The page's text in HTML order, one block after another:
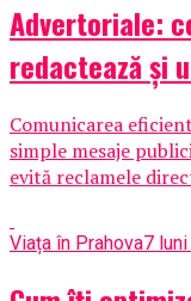
Advertoriale:
redactează și
Comunicarea
simple mesaje
evită reclamele
Viața în Prahova7